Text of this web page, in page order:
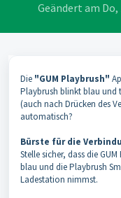
Geändert am Do,
Die "GUM Playbrush"
Playbrush blinkt blau und
(auch nach Drücken des
automatisch?
Bürste für die
Stelle sicher, dass die
blau und die Playbrush
Ladestation nimmst.